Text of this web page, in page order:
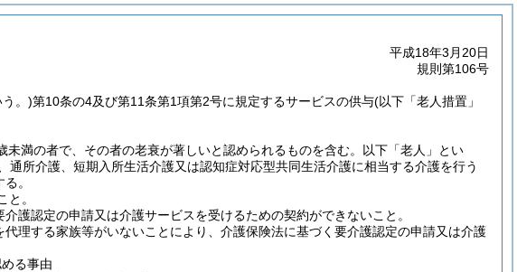
平成18年3月20日
規則第106号
。)第10条の4及び第11条第1項第2号に規定するサービスの供与(以下「老人措置」
未満の者で、その者の老衰が著しいと認められるものを含む。以下「老人」とい
通所介護、短期入所生活介護又は認知症対応型共同生活介護に相当する介護を行う
。
。
護認定の申請又は介護サービスを受けるための契約ができないこと。
理する家族等がいないことにより、介護保険法に基づく要介護認定の申請又は介護
る事由